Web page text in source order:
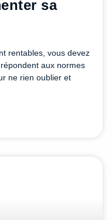
sa
rentables, vous devez
aux normes
ne rien oublier et